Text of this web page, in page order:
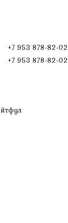
+7 953 878-82-02
+7 953 878-82-02